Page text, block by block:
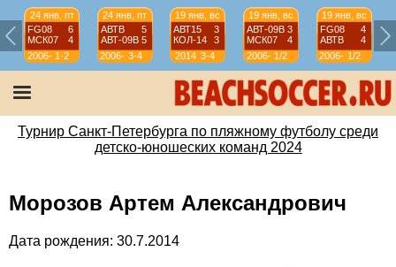
24 янв, пт
FG08
6
МСК07
4
2006-
07
1-2
24 янв, пт
АВТВ
5
АВТ-09B 5
2006-
07
3-4
19 янв, вс
АВТ15
3
КОЛ-14
3
2014 3-4
19 янв, вс
АВТ-09B 3
МСК07
4
2006-
07
1/2
19 янв, вс
FG08
4
АВТВ
4
2006-
07
1/2
Турнир Санкт-Петербурга по пляжному футболу среди
детско-юношеских команд 2024
Морозов Артем Александрович
Дата рождения: 30.7.2014